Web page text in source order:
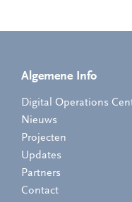
Algemene Info
Digital Operations
Nieuws
Projecten
Updates
Partners
Contact